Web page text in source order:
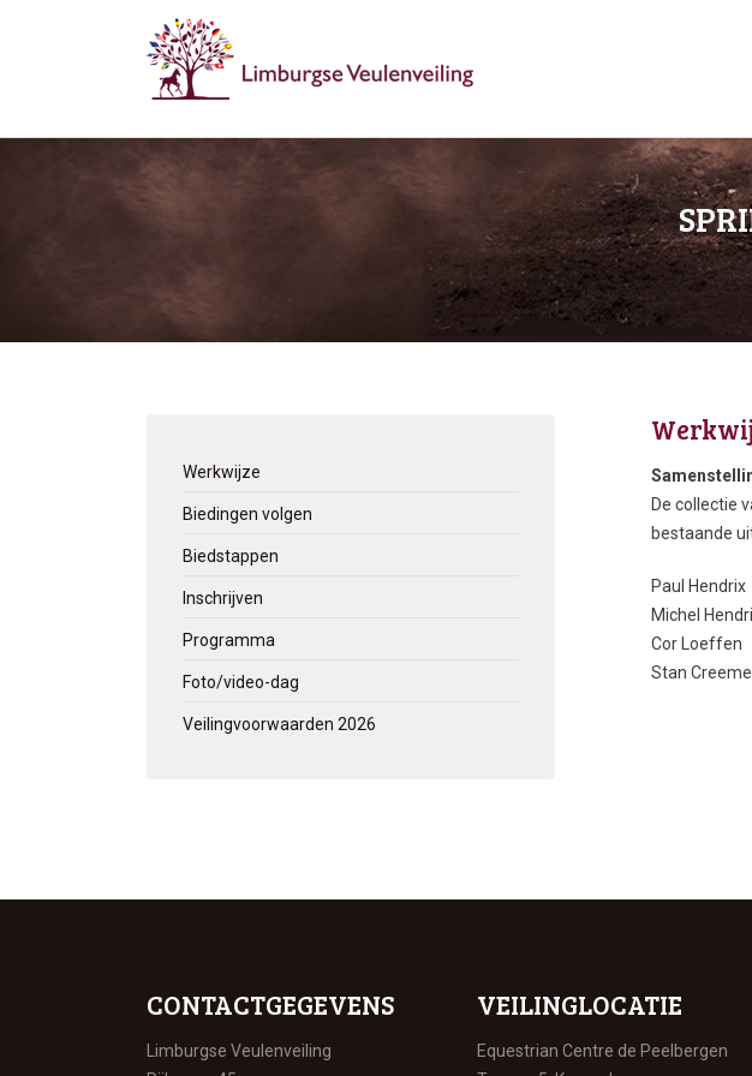
Werkwijze
Biedingen volgen
Biedstappen
Inschrijven
Programma
Foto/video-dag
Veilingvoorwaarden 2026
De collectie
bestaande
Paul Hendrix
Michel
Cor Loeffen
Stan
CONTACTGEGEVENS
Limburgse Veulenveiling
VEILINGLOCATIE
Equestrian Centre de Peelbergen